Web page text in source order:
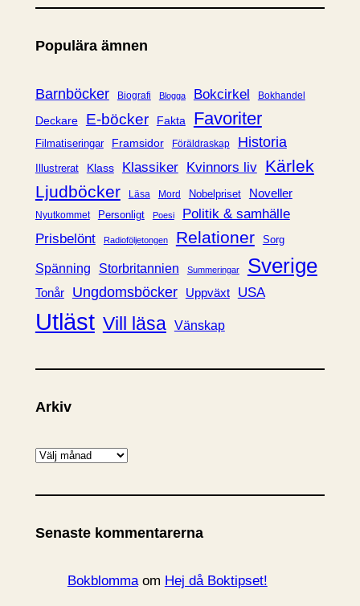
t
g
r
i
Populära ämnen
Barnböcker Biografi Blogga Bokcirkel Bokhandel
Deckare E-böcker Fakta Favoriter
Filmatiseringar Framsidor Föräldraskap Historia
Illustrerat Klass Klassiker Kvinnors liv Kärlek
Ljudböcker
Läsa Mord Nobelpriset Noveller
Nyutkommet Personligt Poesi
Politik & samhälle
Prisbelönt
Radioföljetongen Relationer Sorg
Spänning Storbritannien Summeringar Sverige
Tonår Ungdomsböcker Uppväxt USA
Utläst Vill läsa Vänskap
Arkiv
A
k
v
Senaste kommentarerna
Bokblommaom Hej då Boktipset!